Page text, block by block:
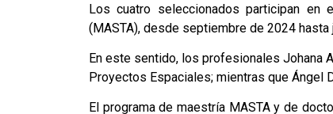
Los cuatro seleccionados participan en
(MASTA), desde septiembre de 2024 hasta
En este sentido, los profesionales Johana
Proyectos Espaciales; mientras que Ángel
El programa de maestría MASTA y de